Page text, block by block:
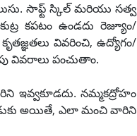
సాఫ్ట్ స్కిల్ మరియు సత్వ
కపటం ఉండదు రెజ్యూం/
వివరించి, ఉద్యోగం/
వివరాలు పంచుతాం.
నమ్మకద్రోహం
అయితే, ఎలా మంచి వారిని